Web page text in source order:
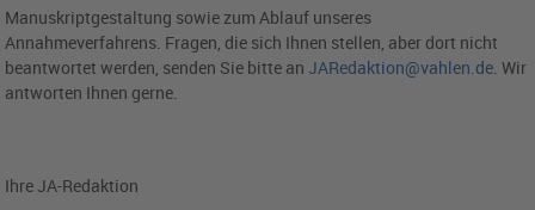
Manuskriptgestaltung sowie zum Ablauf unseres
Annahmeverfahrens. Fragen, die sich Ihnen stellen, aber dort nicht
beantwortet werden, senden Sie bitte an JARedaktion@vahlen.de. Wir
antworten Ihnen gerne.
Ihre JA-Redaktion